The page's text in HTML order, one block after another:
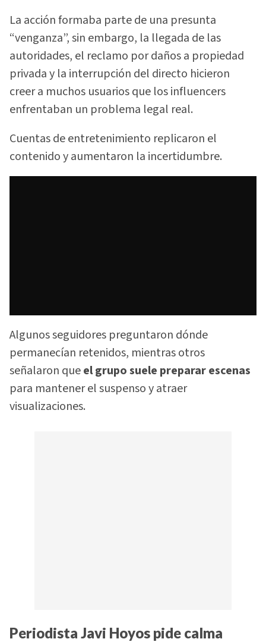
La acción formaba parte de una presunta
“venganza”, sin embargo, la llegada de las
autoridades, el reclamo por daños a propiedad
privada y la interrupción del directo hicieron
creer a muchos usuarios que los influencers
enfrentaban un problema legal real.
Cuentas de entretenimiento replicaron el
contenido y aumentaron la incertidumbre.
Algunos seguidores preguntaron dónde
permanecían retenidos, mientras otros
señalaron queel grupo suele preparar escenas
para mantener el suspenso y atraer
visualizaciones.
Periodista Javi Hoyos pide calma